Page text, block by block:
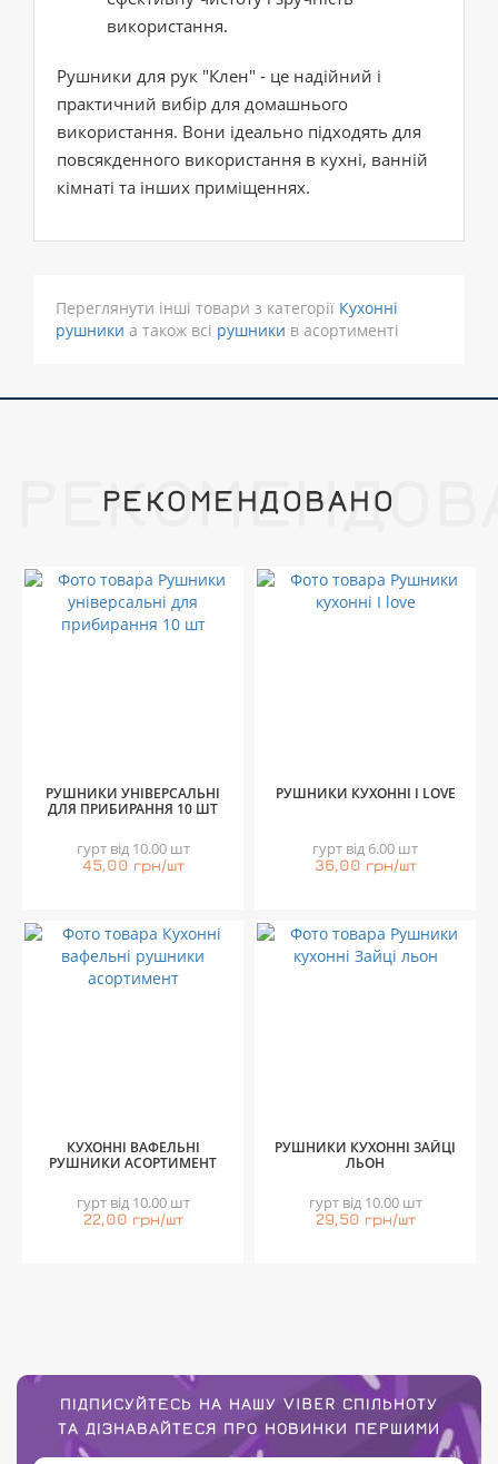
використання.
Рушники для рук "Клен" - це надійний і
практичний вибір для домашнього
використання. Вони ідеально підходять для
повсякденного використання в кухні, ванній
кімнаті та інших приміщеннях.
Переглянути інші товари з категорії Кухонні
рушники а також всі рушники в асортименті
РЕКОМЕНДОВАНО
РУШНИКИ УНІВЕРСАЛЬНІ
ДЛЯ ПРИБИРАННЯ 10 ШТ
гурт від 10.00 шт
45,00 грн/шт
РУШНИКИ КУХОННІ I LOVE
гурт від 6.00 шт
36,00 грн/шт
КУХОННІ ВАФЕЛЬНІ
РУШНИКИ АСОРТИМЕНТ
гурт від 10.00 шт
22,00 грн/шт
РУШНИКИ КУХОННІ ЗАЙЦІ
ЛЬОН
гурт від 10.00 шт
29,50 грн/шт
ПІДПИСУЙТЕСЬ НА НАШУ VIBER СПІЛЬНОТУ
ТА ДІЗНАВАЙТЕСЯ ПРО НОВИНКИ ПЕРШИМИ